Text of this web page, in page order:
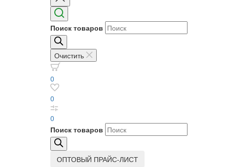
Поиск товаров
Очистить
0
0
0
Поиск товаров
ОПТОВЫЙ ПРАЙС-ЛИСТ